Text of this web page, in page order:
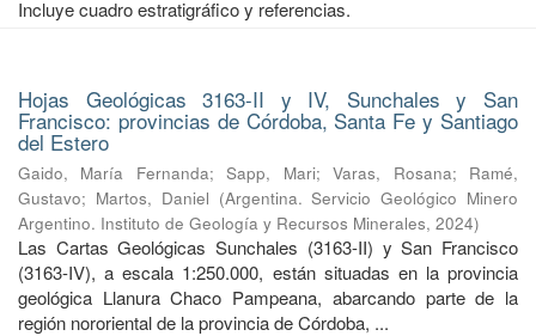
Incluye cuadro estratigráfico y referencias.
Hojas Geológicas 3163-II y IV, Sunchales y San
Francisco: provincias de Córdoba, Santa Fe y Santiago
del Estero
Gaido, María Fernanda;Sapp, Mari;Varas, Rosana; Ramé,
Gustavo; Martos, Daniel (Argentina. Servicio Geológico Minero
Argentino. Instituto de Geología y Recursos Minerales, 2024)
Las Cartas Geológicas Sunchales (3163-II) y San Francisco
(3163-IV), a escala 1:250.000, están situadas en la provincia
geológica Llanura Chaco Pampeana, abarcando parte de la
región nororiental de la provincia de Córdoba, ...